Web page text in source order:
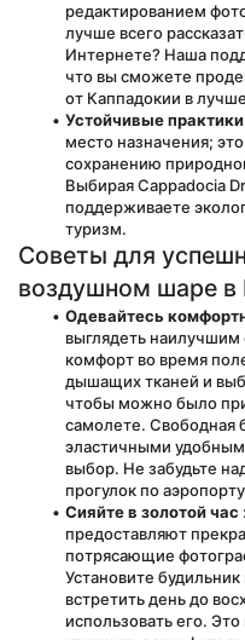
редактированием
лучше всего
Интернете? Наша
что вы сможете
от Каппадокии в
Устойчивые практики
место назначения;
сохранению
Выбирая Cappadocia
поддерживаете
туризм.
Советы для
воздушном шаре в
Одевайтесь
выглядеть
комфорт во время
дышащих тканей и
чтобы можно было
самолете. Свободная
эластичными
выбор. Не забудьте
прогулок по
Сияйте в золотой час
предоставляют
потрясающие
Установите
встретить день до
использовать его.